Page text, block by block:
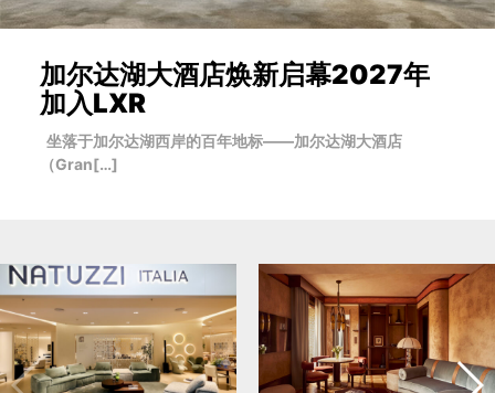
加尔达湖大酒店焕新启幕2027年
加入LXR
坐落于加尔达湖西岸的百年地标——加尔达湖大酒店
（Gran[…]